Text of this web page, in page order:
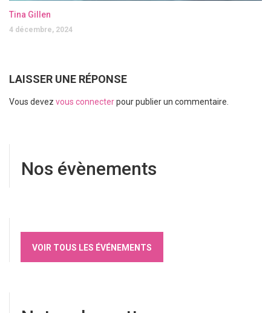
Tina Gillen
4 décembre, 2024
LAISSER UNE RÉPONSE
Vous devez vous connecterpour publier un commentaire.
Nos évènements
VOIR TOUS LES ÉVÉNEMENTS